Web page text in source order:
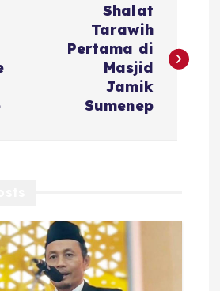
Shalat
Tarawih
Pertama di
Masjid
Jamik
Sumenep